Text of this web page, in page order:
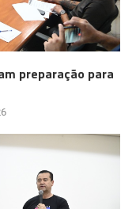
preparação para